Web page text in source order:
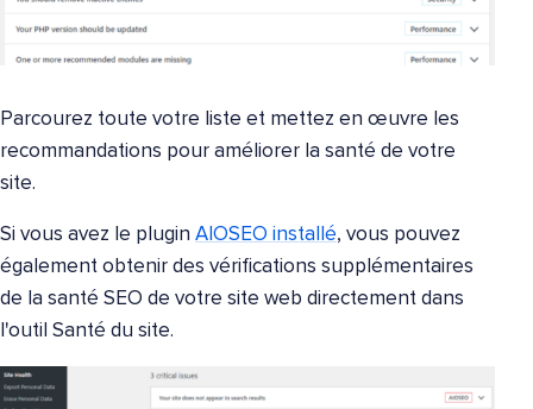
Parcourez toute votre liste et mettez en œuvre les
recommandations pour améliorer la santé de votre
site.
Si vous avez le plugin AIOSEO installé, vous pouvez
également obtenir des vérifications supplémentaires
de la santé SEO de votre site web directement dans
l'outil Santé du site.